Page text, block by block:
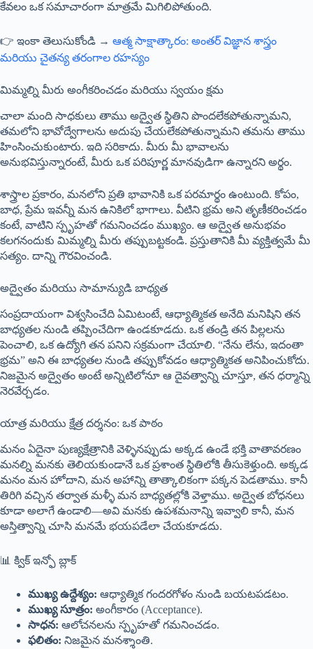
కేవలం ఒక సమాచారంగా మాత్రమే మిగిలిపోతుంది.
👉 ఇంకా తెలుసుకోండి → ఆత్మ సాక్షాత్కారం: అంతర్ విజ్ఞాన శాస్త్రం
మరియు చైతన్య తరంగాల రహస్యం
మిమ్మల్ని మీరు అంగీకరించడం మరియు స్వయం క్షమ
చాలా మంది సాధకులు తాము అద్వైత స్థితిని పొందలేకపోతున్నామని,
తమలోని భావోద్వేగాలను అదుపు చేయలేకపోతున్నామని తమను తాము
హింసించుకుంటారు. ఇది సరికాదు. మీరు మీ భావాలను
అనుభవిస్తున్నారంటే, మీరు ఒక పరిపూర్ణ మానవుడిగా ఉన్నారని అర్థం.
శాస్త్రాల ప్రకారం, మనలోని ప్రతి భావానికి ఒక పరమార్థం ఉంటుంది. కోపం,
బాధ, ప్రేమ ఇవన్నీ మన ఉనికిలో భాగాలు. వీటిని భ్రమ అని తృణీకరించడం
కంటే, వాటిని స్పృహతో గమనించడం ముఖ్యం. ఆ అద్వైత అనుభవం
కలగనందుకు మిమ్మల్ని మీరు తప్పుబట్టకండి. ప్రస్తుతానికి మీ వ్యక్తిత్వమే మీ
సత్యం. దాన్ని గౌరవించండి.
అద్వైతం మరియు సామాన్యుడి బాధ్యత
సంప్రదాయంగా విశ్వసించేది ఏమిటంటే, ఆధ్యాత్మికత అనేది మనిషిని తన
బాధ్యతల నుండి తప్పించేదిగా ఉండకూడదు. ఒక తండ్రి తన పిల్లలను
పెంచాలి, ఒక ఉద్యోగి తన పనిని సక్రమంగా చేయాలి. “నేను లేను, ఇదంతా
భ్రమ” అని ఈ బాధ్యతల నుండి తప్పుకోవడం ఆధ్యాత్మికత అనిపించుకోదు.
నిజమైన అద్వైతం అంటే అన్నిటిలోనూ ఆ దైవత్వాన్ని చూస్తూ, తన ధర్మాన్ని
నెరవేర్చడం.
యాత్ర మరియు క్షేత్ర దర్శనం: ఒక పాఠం
మనం ఏదైనా పుణ్యక్షేత్రానికి వెళ్ళినప్పుడు అక్కడ ఉండే భక్తి వాతావరణం
మనల్ని మనకు తెలియకుండానే ఒక ప్రశాంత స్థితిలోకి తీసుకెళ్తుంది. అక్కడ
మనం మన హోదాని, మన అహాన్ని తాత్కాలికంగా పక్కన పెడతాము. కానీ
తిరిగి వచ్చిన తర్వాత మళ్ళీ మన బాధ్యతల్లోకి వెళ్తాము. అద్వైత బోధనలు
కూడా అలాగే ఉండాలి—అవి మనకు ఉపశమనాన్ని ఇవ్వాలి కానీ, మన
అస్తిత్వాన్ని చూసి మనమే భయపడేలా చేయకూడదు.
📊 క్విక్ ఇన్ఫో బ్లాక్
ముఖ్య ఉద్దేశ్యం: ఆధ్యాత్మిక గందరగోళం నుండి బయటపడటం.
ముఖ్య సూత్రం: అంగీకారం (Acceptance).
సాధన: ఆలోచనలను స్పృహతో గమనించడం.
ఫలితం: నిజమైన మనశ్శాంతి.